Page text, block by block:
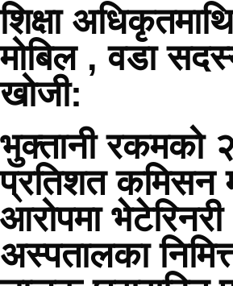
शिक्षा
मोबिल , वडा
खोजी:
भुक्तानी रकमको
प्रतिशत कमिसन
आरोपमा भेटेरिनरी
अस्पतालका